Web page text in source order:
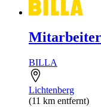
BILLA
Lichtenberg
(11 km entfernt)